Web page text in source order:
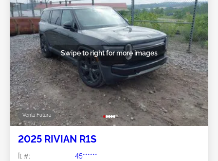
Venta Futura
Swipe to right for more images
2025 RIVIAN R1S
Ít #:
45******